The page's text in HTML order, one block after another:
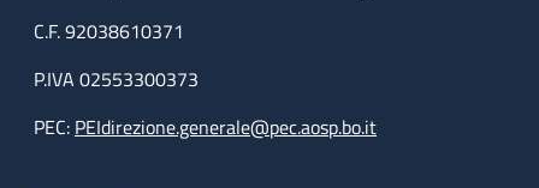
C.F. 92038610371
P.IVA 02553300373
PEC: PEIdirezione.generale@pec.aosp.bo.it